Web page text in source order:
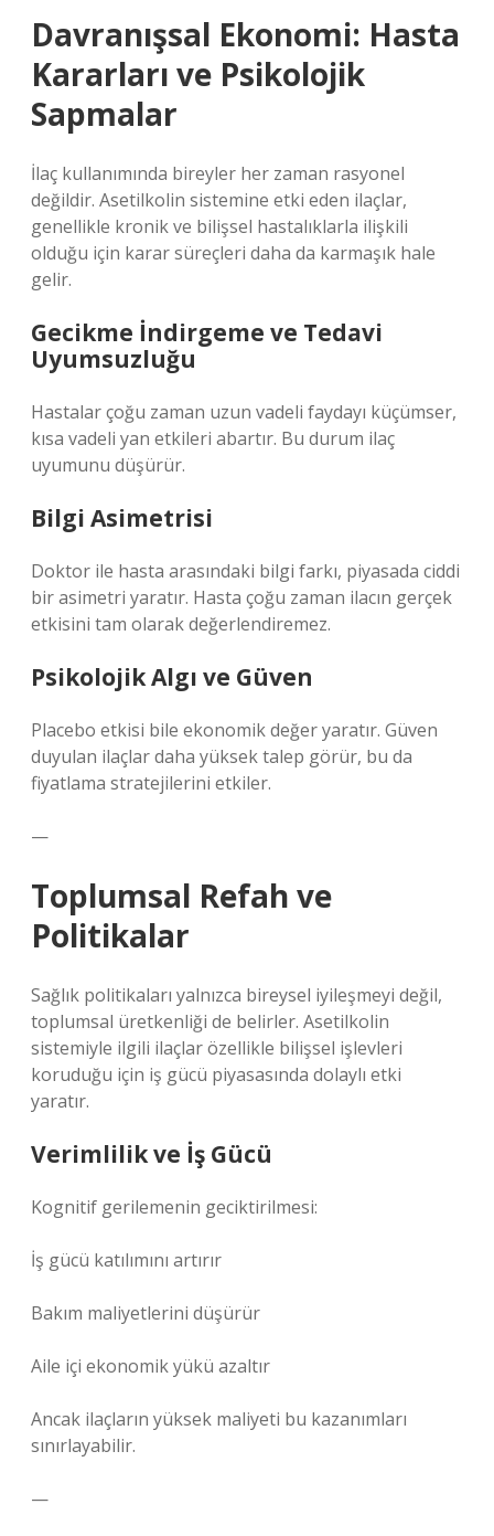
Davranışsal Ekonomi: Hasta
Kararları ve Psikolojik
Sapmalar
İlaç kullanımında bireyler her zaman rasyonel
değildir. Asetilkolin sistemine etki eden ilaçlar,
genellikle kronik ve bilişsel hastalıklarla ilişkili
olduğu için karar süreçleri daha da karmaşık hale
gelir.
Gecikme İndirgeme ve Tedavi
Uyumsuzluğu
Hastalar çoğu zaman uzun vadeli faydayı küçümser,
kısa vadeli yan etkileri abartır. Bu durum ilaç
uyumunu düşürür.
Bilgi Asimetrisi
Doktor ile hasta arasındaki bilgi farkı, piyasada ciddi
bir asimetri yaratır. Hasta çoğu zaman ilacın gerçek
etkisini tam olarak değerlendiremez.
Psikolojik Algı ve Güven
Placebo etkisi bile ekonomik değer yaratır. Güven
duyulan ilaçlar daha yüksek talep görür, bu da
fiyatlama stratejilerini etkiler.
—
Toplumsal Refah ve
Politikalar
Sağlık politikaları yalnızca bireysel iyileşmeyi değil,
toplumsal üretkenliği de belirler. Asetilkolin
sistemiyle ilgili ilaçlar özellikle bilişsel işlevleri
koruduğu için iş gücü piyasasında dolaylı etki
yaratır.
Verimlilik ve İş Gücü
Kognitif gerilemenin geciktirilmesi:
İş gücü katılımını artırır
Bakım maliyetlerini düşürür
Aile içi ekonomik yükü azaltır
Ancak ilaçların yüksek maliyeti bu kazanımları
sınırlayabilir.
—